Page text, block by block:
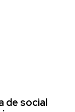
de social